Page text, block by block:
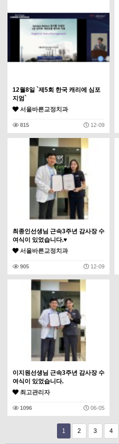
12월8일 `제5회 한국 캐리에 심포
지엄`
서울바른교정치과
815 12-09
최종인선생님 근속3주년 감사장 수
여식이 있었습니다.♥
서울바른교정치과
905 12-09
이지원선생님 근속3주년 감사장 수
여식이 있었습니다.
최고관리자
1096 06-05
1 2 3 4